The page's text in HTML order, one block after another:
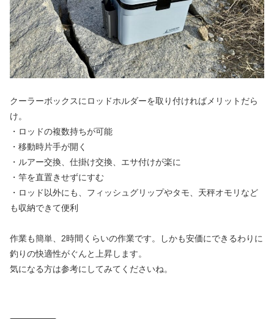
クーラーボックスにロッドホルダーを取り付ければメリットだら
け。
・ロッドの複数持ちが可能
・移動時片手が開く
・ルアー交換、仕掛け交換、エサ付けが楽に
・竿を直置きせずにすむ
・ロッド以外にも、フィッシュグリップやタモ、天秤オモリなど
も収納できて便利
作業も簡単、2時間くらいの作業です。しかも安価にできるわりに
釣りの快適性がぐんと上昇します。
気になる方は参考にしてみてくださいね。